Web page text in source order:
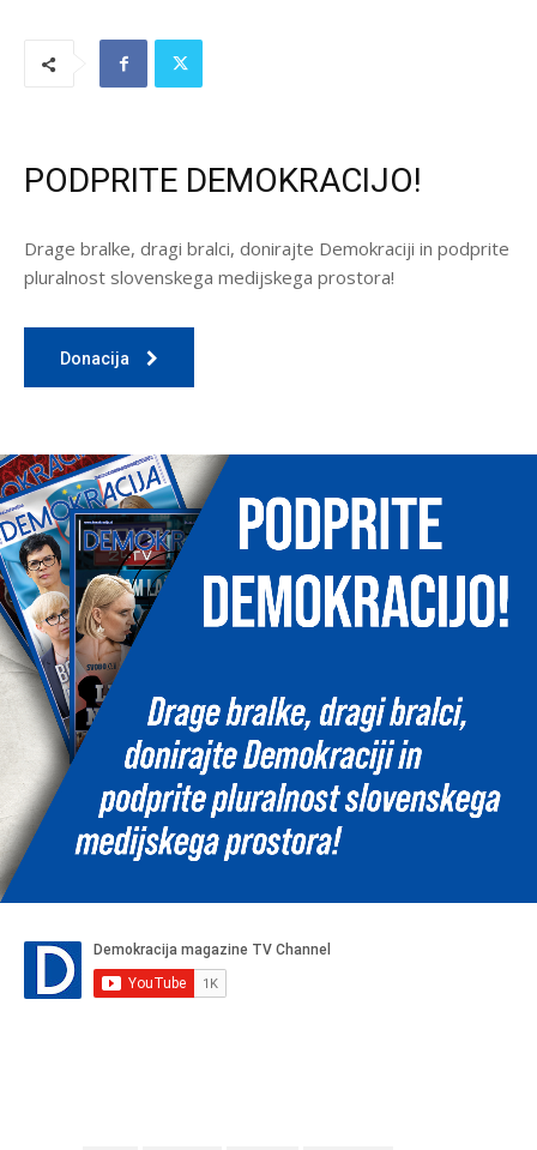
PODPRITE DEMOKRACIJO!
Drage bralke, dragi bralci, donirajte Demokraciji in podprite
pluralnost slovenskega medijskega prostora!
Donacija